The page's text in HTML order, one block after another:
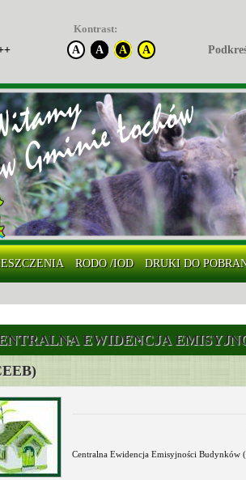
Kontrast:
A
A A A
RODO /IOD DRUKI DO
EWIDENCJA
Centralna Ewidencja Emisyjności Budynków